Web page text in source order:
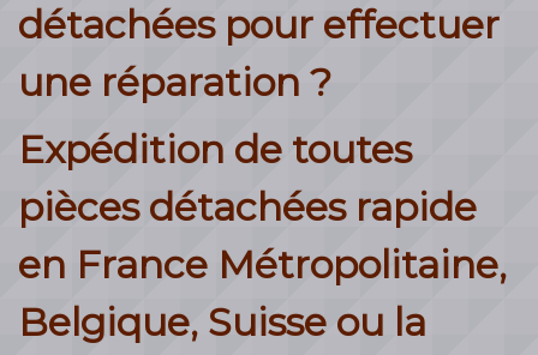
détachées pour effectuer
une réparation ?
Expédition de toutes
pièces détachées rapide
en France Métropolitaine,
Belgique, Suisse ou la